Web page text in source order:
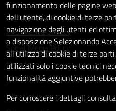
Amministrazione trasparente
Informativa privacy
Social Media Policy
Note legali
Dichiarazione di accessibilità
Whistleblowing
funzionamento delle pagine
dell'utente, di cookie di terze
navigazione degli utenti ed
a disposizione.Selezionando
all'utilizzo di cookie di terze
utilizzati solo i cookie tecnici
funzionalità aggiuntive
Per conoscere i dettagli